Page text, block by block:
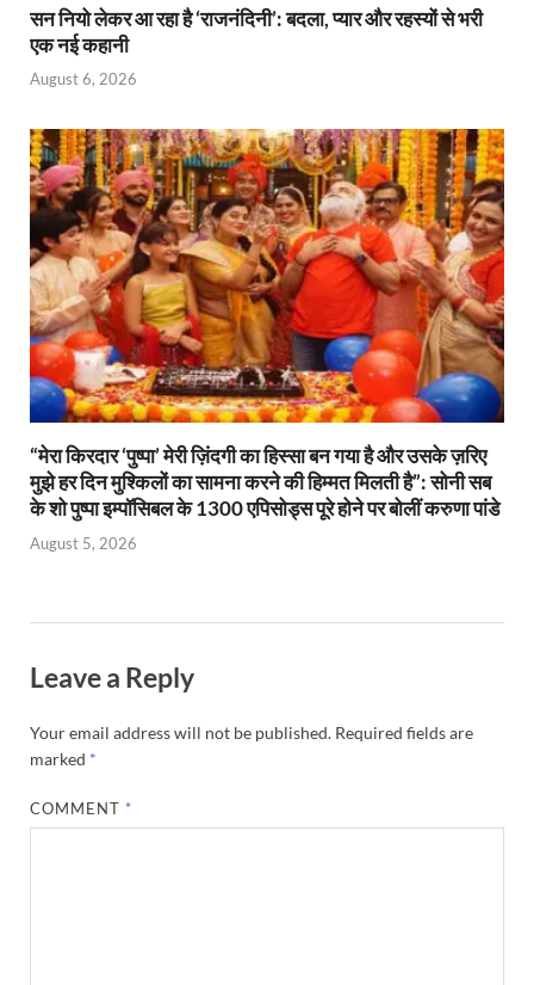
सन नियो लेकर आ रहा है ‘राजनंदिनी’: बदला, प्यार और रहस्यों से भरी
एक नई कहानी
August 6, 2026
“मेरा किरदार ‘पुष्पा’ मेरी ज़िंदगी का हिस्सा बन गया है और उसके ज़रिए
मुझे हर दिन मुश्किलों का सामना करने की हिम्मत मिलती है”: सोनी सब
के शो पुष्पा इम्पॉसिबल के 1300 एपिसोड्स पूरे होने पर बोलीं करुणा पांडे
August 5, 2026
Leave a Reply
Your email address will not be published. Required fields are
marked *
COMMENT *